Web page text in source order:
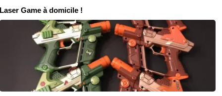
Game à domicile !